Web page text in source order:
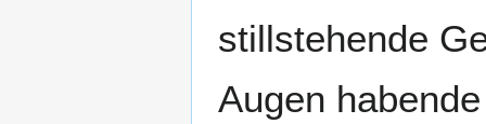
stillstehende
Augen